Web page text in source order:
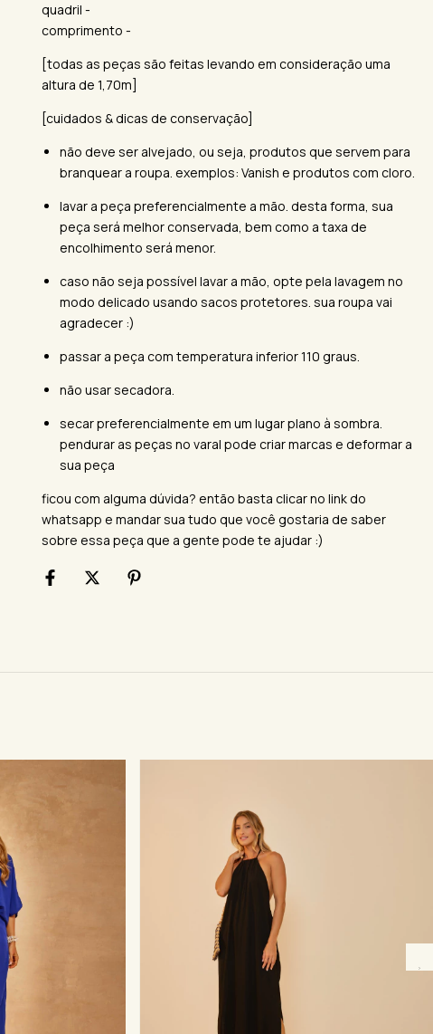
quadril -
comprimento -
[todas as peças são feitas levando em consideração uma
altura de 1,70m]
[cuidados & dicas de conservação]
não deve ser alvejado, ou seja, produtos que servem para
branquear a roupa. exemplos: Vanish e produtos com cloro.
lavar a peça preferencialmente a mão. desta forma, sua
peça será melhor conservada, bem como a taxa de
encolhimento será menor.
caso não seja possível lavar a mão, opte pela lavagem no
modo delicado usando sacos protetores. sua roupa vai
agradecer :)
passar a peça com temperatura inferior 110 graus.
não usar secadora.
secar preferencialmente em um lugar plano à sombra.
pendurar as peças no varal pode criar marcas e deformar a
sua peça
ficou com alguma dúvida? então basta clicar no link do
whatsapp e mandar sua tudo que você gostaria de saber
sobre essa peça que a gente pode te ajudar :)